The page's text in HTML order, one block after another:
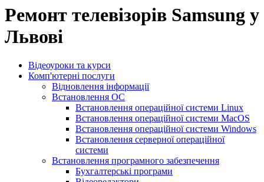
Ремонт телевізорів Samsung у
Львові
Відеоуроки та курси
Комп'ютерні послуги
Відновлення інформації
Встановлення ОС
Встановлення операційної системи Linux
Встановлення операційної системи MacOS
Встановлення операційної системи Windows
Встановлення серверної операційної
системи
Встановлення програмного забезпечення
Бухгалтерські програми